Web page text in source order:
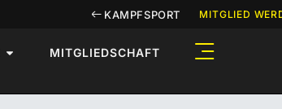
KAMPFSPORT MITGLIED
MITGLIEDSCHAFT